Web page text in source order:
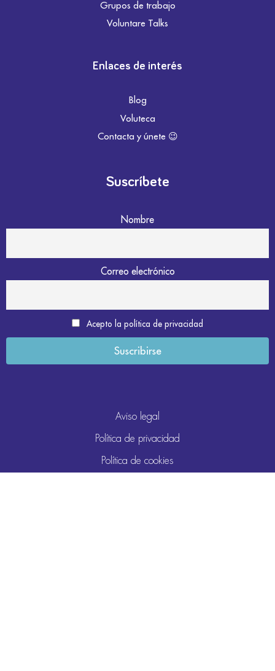
Grupos de trabajo
Voluntare Talks
Enlaces de interés
Blog
Voluteca
Contacta y únete 😉
Suscríbete
Nombre
Correo electrónico
Acepto la política de privacidad
Aviso legal
Política de privacidad
Política de cookies